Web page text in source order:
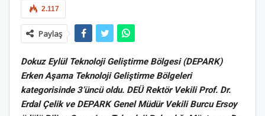
2.117
Paylaş
Dokuz Eylül Teknoloji Geliştirme Bölgesi (DEPARK)
Erken Aşama Teknoloji Geliştirme Bölgeleri
kategorisinde 3’üncü oldu. DEÜ Rektör Vekili Prof. Dr.
Erdal Çelik ve DEPARK Genel Müdür Vekili Burcu Ersoy